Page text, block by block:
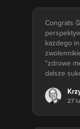
Congrats
kazdego
"zdrowe
dalsze
27